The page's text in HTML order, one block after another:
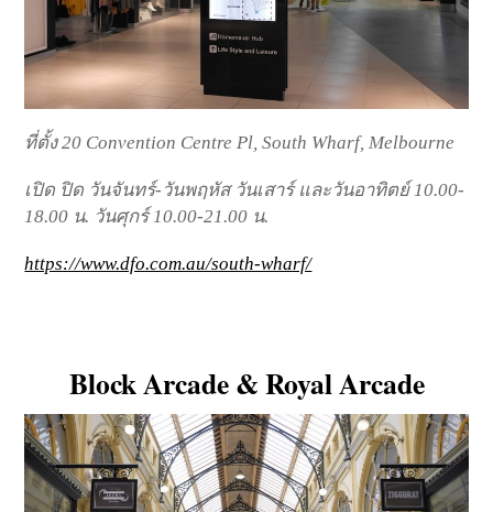
ที่ตั้ง 20 Convention Centre Pl, South Wharf, Melbourne
เปิด ปิด วันจันทร์-วันพฤหัส วันเสาร์ และวันอาทิตย์ 10.00-
18.00 น. วันศุกร์ 10.00-21.00 น.
https://www.dfo.com.au/south-wharf/
Block Arcade & Royal Arcade